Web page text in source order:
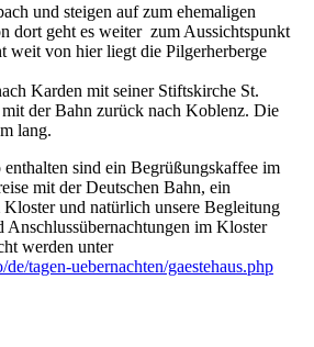
und steigen auf zum ehemaligen
dort geht es weiter zum Aussichtspunkt
weit von hier liegt die Pilgerherberge
Karden mit seiner Stiftskirche St.
der Bahn zurück nach Koblenz. Die
lang.
sind ein Begrüßungskaffee im
mit der Deutschen Bahn, ein
und natürlich unsere Begleitung
Anschlussübernachtungen im Kloster
werden unter
tagen-uebernachten/gaestehaus.php